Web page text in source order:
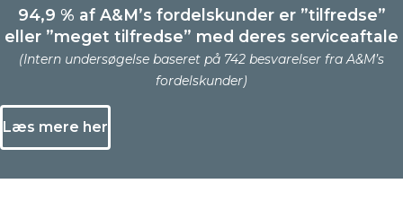
94,9 % af A&M’s fordelskunder er ”tilfredse”
eller ”meget tilfredse” med deres serviceaftale
(Intern undersøgelse baseret på 742 besvarelser fra A&M’s
fordelskunder)
Læs mere her